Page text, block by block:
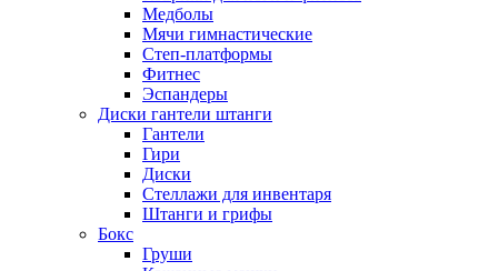
Медболы
Мячи гимнастические
Степ-платформы
Фитнес
Эспандеры
Диски гантели штанги
Гантели
Гири
Диски
Стеллажи для инвентаря
Штанги и грифы
Бокс
Груши